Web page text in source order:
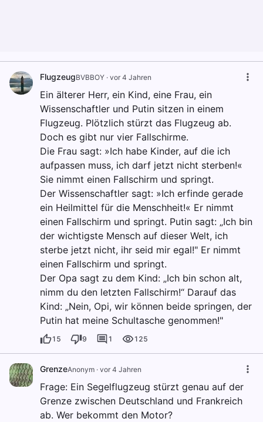
FlugzeugBVBBOY · vor 4 Jahren
Ein älterer Herr, ein Kind, eine Frau, ein
Wissenschaftler und Putin sitzen in einem
Flugzeug. Plötzlich stürzt das Flugzeug ab.
Doch es gibt nur vier Fallschirme.
Die Frau sagt: »Ich habe Kinder, auf die ich
aufpassen muss, ich darf jetzt nicht sterben!«
Sie nimmt einen Fallschirm und springt.
Der Wissenschaftler sagt: »Ich erfinde gerade
ein Heilmittel für die Menschheit!« Er nimmt
einen Fallschirm und springt. Putin sagt: „Ich bin
der wichtigste Mensch auf dieser Welt, ich
sterbe jetzt nicht, ihr seid mir egal!" Er nimmt
einen Fallschirm und springt.
Der Opa sagt zu dem Kind: „Ich bin schon alt,
nimm du den letzten Fallschirm!“ Darauf das
Kind: „Nein, Opi, wir können beide springen, der
Putin hat meine Schultasche genommen!"
15 9 1 125
GrenzeAnonym · vor 4 Jahren
Frage: Ein Segelflugzeug stürzt genau auf der
Grenze zwischen Deutschland und Frankreich
ab. Wer bekommt den Motor?